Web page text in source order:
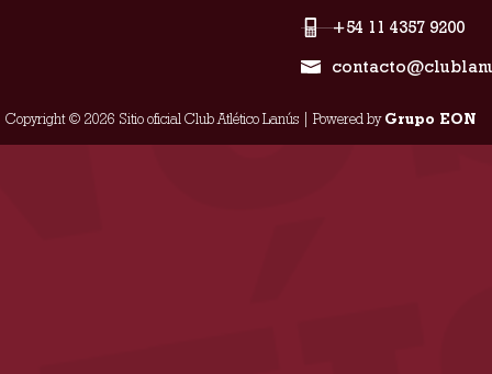
+54 11 4357 9200
Copyright © 2026 Sitio oficial Club Atlético Lanús | Powered byGrupo EON